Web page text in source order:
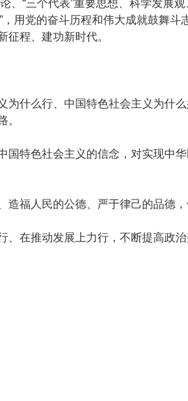
三个代表”重要思想、科学发展
，用党的奋斗历程和伟大成就鼓舞
程、建功新时代。
么行、中国特色社会主义为什
。
色社会主义的信念，对实现中
人民的公德、严于律己的品德，
推动发展上力行，不断提高政